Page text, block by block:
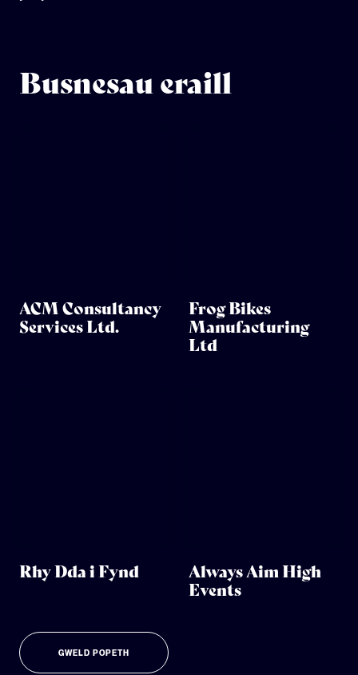
Busnesau eraill
ACM Consultancy
Services Ltd.
Frog Bikes
Manufacturing
Ltd
Rhy Dda i Fynd
Always Aim High
Events
GWELD POPETH